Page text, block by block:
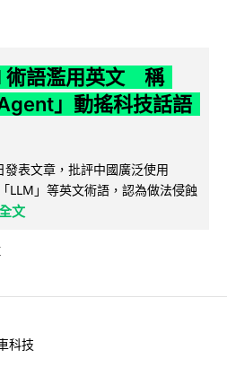
術語濫用英文 稱
」動搖科技話語
表文章，批評中國廣泛使用
LLM」等英文術語，認為做法侵蝕
文
科技